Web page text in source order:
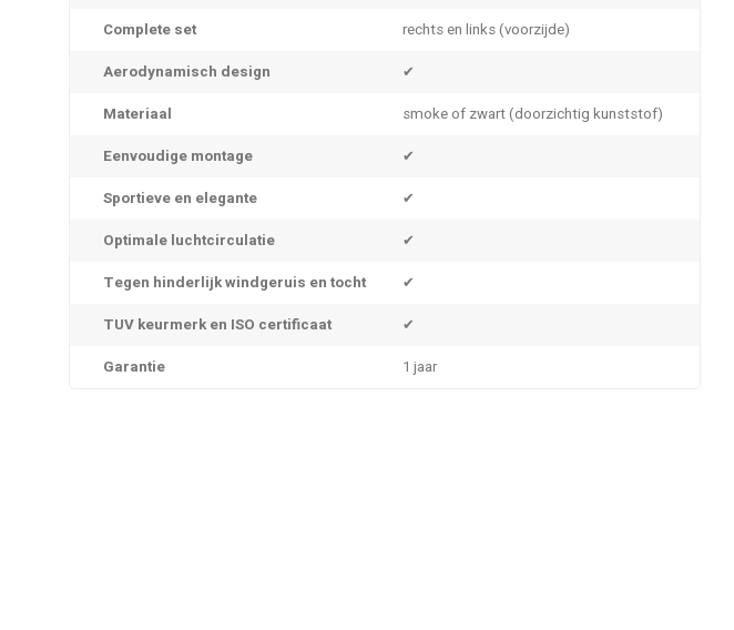
Complete set
rechts en links (voorzijde)
Aerodynamisch design
✔
Materiaal
smoke of zwart (doorzichtig kunststof)
Eenvoudige montage
✔
Sportieve en elegante
✔
Optimale luchtcirculatie
✔
Tegen hinderlijk windgeruis en tocht
✔
TUV keurmerk en ISO certificaat
✔
Garantie
1 jaar